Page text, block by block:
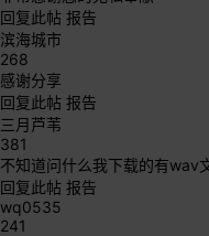
回复此帖 报告
滨海城市
268
感谢分享
回复此帖 报告
三月芦苇
381
不知道问什么我下载的有wav
回复此帖 报告
wq0535
241